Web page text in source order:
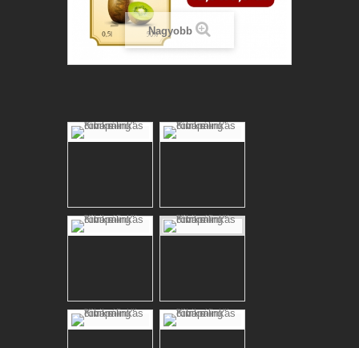
Nagyobb